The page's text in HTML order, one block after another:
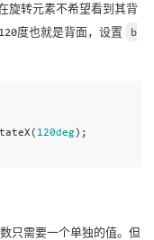
旋转元素不希望看到其背
度也就是背面，设置
b
( 120deg);
只需要一个单独的值。但